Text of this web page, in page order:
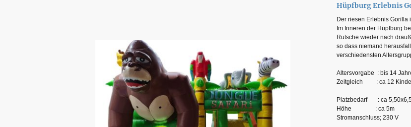
Hüpfburg Erlebnis
Der riesen Erlebnis Gorilla
Im Inneren der Hüpfburg
Rutsche wieder nach
so dass niemand
verschiedensten
Altersvorgabe : bis 14
Zeitgleich : ca 12
Platzbedarf : ca
Höhe : ca 5m
Stromanschluss; 230 V